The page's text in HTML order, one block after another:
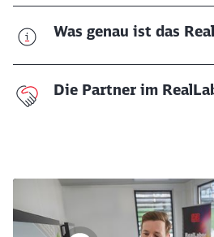
Was genau ist das
Die Partner im